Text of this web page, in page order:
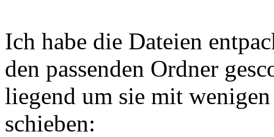
Ich habe die Dateien
den passenden Ordner
liegend um sie mit
schieben: